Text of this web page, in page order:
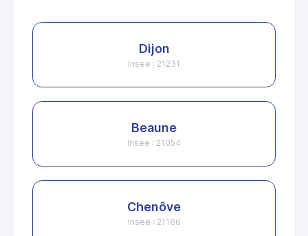
Dijon
Insee : 21231
Beaune
Insee : 21054
Chenôve
Insee : 21166